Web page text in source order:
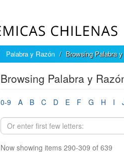
Palabra y Razón Browsing Palabra
Browsing Palabra y
0-9 A B C D E F G H I
Now showing items 290-309 of 639